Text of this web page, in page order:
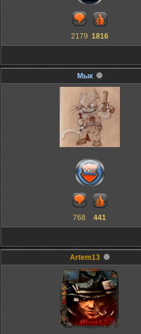
2179 1816
Мык
768 441
Artem13